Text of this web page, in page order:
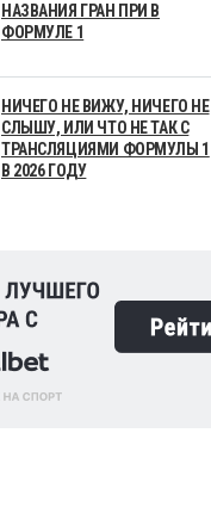
НАЗВАНИЯ ГРАН ПРИ В
ФОРМУЛЕ 1
НИЧЕГО НЕ ВИЖУ, НИЧЕГО НЕ
СЛЫШУ, ИЛИ ЧТО НЕ ТАК С
ТРАНСЛЯЦИЯМИ ФОРМУЛЫ 1
В 2026 ГОДУ